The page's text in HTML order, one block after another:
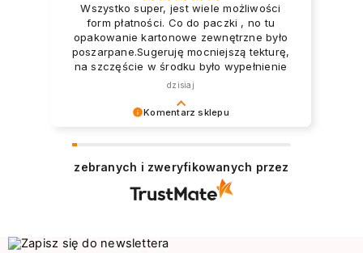
Komentarz sklepu
klienta i Twoja recenzja potwierdza nasze
wysiłki - dziękujemy raz jeszcze i mamy
nadzieję - do szybkiego zobaczenia!
Wszystko super, jest wiele możliwości
form płatności. Co do paczki , no tu
opakowanie kartonowe zewnętrzne było
poszarpane.Sugeruję mocniejszą tekturę,
na szczęście w środku było wypełnienie
foliowe i to zabezpieczyło produkty.
widać było wnętrze, strasznie żałuję że
dostałam na drugi dzień. Akurat na Wasze
produkty mogłabym czekać i dłużej. Od lat
kocham na nich pracować, niezawodna
dzisiaj
zebranych i zweryfikowanych przez